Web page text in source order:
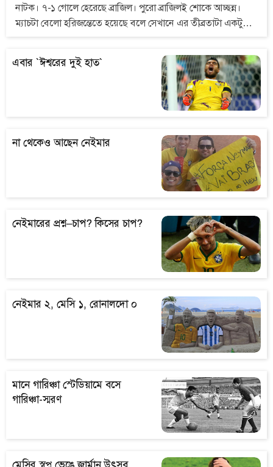
নাটক। ৭-১ গোলে হেরেছে ব্রাজিল। পুরো ব্রাজিলই শোকে আচ্ছন্ন।
ম্যাচটা বেলো হরিজন্তেতে হয়েছে বলে সেখানে এর তীব্রতাটা একটু
ক্ষোভ, লজ্জা...সবকিছু পাড়ি দিয়ে শেষ পর্যন্ত যে অনুভূতিতে সবাইকে
আচ্ছন্ন দেখেছিলাম, তা ওই অবিশ্বাস।
এবার `ঈশ্বরের দুই হাত`
না থেকেও আছেন নেইমার
নেইমারের প্রশ্ন–চাপ? কিসের চাপ?
নেইমার ২, মেসি ১, রোনালদো ০
মানে গারিঞ্চা স্টেডিয়ামে বসে
গারিঞ্চা-স্মরণ